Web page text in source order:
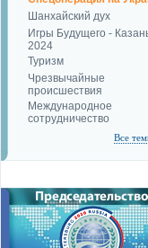
Шанхайский дух
Игры Будущего -
2024
Туризм
Чрезвычайные
происшествия
Международное
сотрудничество
Все